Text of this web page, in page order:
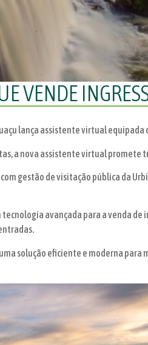
VENDE
lança assistente virtual
a nova assistente virtual promete
gestão de visitação pública da
avançada para a venda
solução eficiente e moderna